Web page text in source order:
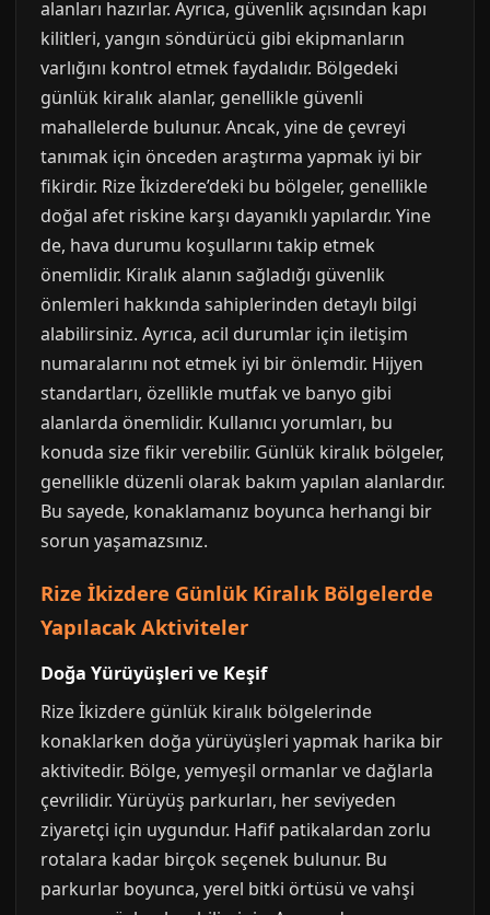
alanları hazırlar. Ayrıca, güvenlik açısından kapı
kilitleri, yangın söndürücü gibi ekipmanların
varlığını kontrol etmek faydalıdır. Bölgedeki
günlük kiralık alanlar, genellikle güvenli
mahallelerde bulunur. Ancak, yine de çevreyi
tanımak için önceden araştırma yapmak iyi bir
fikirdir. Rize İkizdere’deki bu bölgeler, genellikle
doğal afet riskine karşı dayanıklı yapılardır. Yine
de, hava durumu koşullarını takip etmek
önemlidir. Kiralık alanın sağladığı güvenlik
önlemleri hakkında sahiplerinden detaylı bilgi
alabilirsiniz. Ayrıca, acil durumlar için iletişim
numaralarını not etmek iyi bir önlemdir. Hijyen
standartları, özellikle mutfak ve banyo gibi
alanlarda önemlidir. Kullanıcı yorumları, bu
konuda size fikir verebilir. Günlük kiralık bölgeler,
genellikle düzenli olarak bakım yapılan alanlardır.
Bu sayede, konaklamanız boyunca herhangi bir
sorun yaşamazsınız.
Rize İkizdere Günlük Kiralık Bölgelerde
Yapılacak Aktiviteler
Doğa Yürüyüşleri ve Keşif
Rize İkizdere günlük kiralık bölgelerinde
konaklarken doğa yürüyüşleri yapmak harika bir
aktivitedir. Bölge, yemyeşil ormanlar ve dağlarla
çevrilidir. Yürüyüş parkurları, her seviyeden
ziyaretçi için uygundur. Hafif patikalardan zorlu
rotalara kadar birçok seçenek bulunur. Bu
parkurlar boyunca, yerel bitki örtüsü ve vahşi